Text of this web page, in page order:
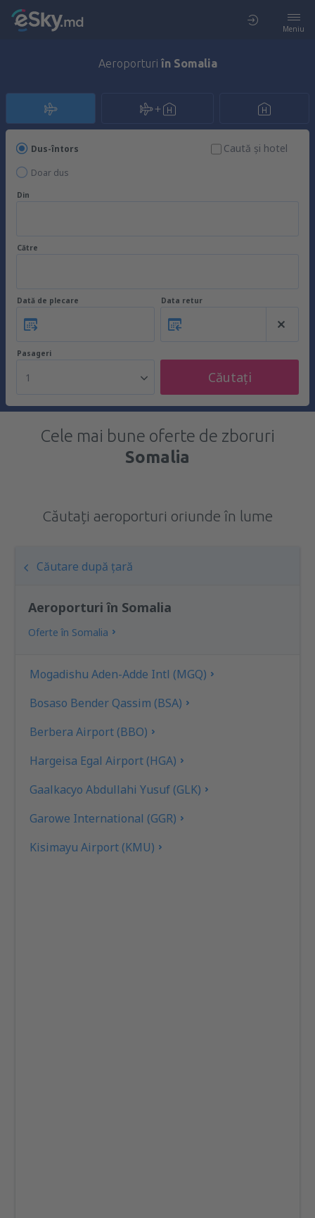
Meniu
Aeroporturi în Somalia
Dus-întors
Doar dus
Caută şi hotel
Din
Către
Dată de plecare Data retur
Pasageri
1 Căutați
Cele mai bune oferte de zboruri
Somalia
Căutați aeroporturi oriunde în lume
Căutare după țară
Aeroporturi în Somalia
Oferte în Somalia
Mogadishu Aden-Adde Intl (MGQ)
Bosaso Bender Qassim (BSA)
Berbera Airport (BBO)
Hargeisa Egal Airport (HGA)
Gaalkacyo Abdullahi Yusuf (GLK)
Garowe International (GGR)
Kisimayu Airport (KMU)